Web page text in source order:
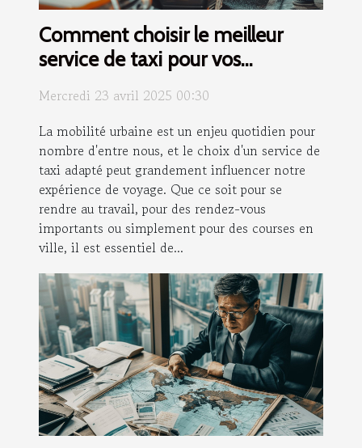
Comment choisir le meilleur
service de taxi pour vos
Mercredi 23 avril 2025 00:30
La mobilité urbaine est un enjeu quotidien pour
nombre d'entre nous, et le choix d'un service de
taxi adapté peut grandement influencer notre
expérience de voyage. Que ce soit pour se
rendre au travail, pour des rendez-vous
importants ou simplement pour des courses en
ville, il est essentiel de...